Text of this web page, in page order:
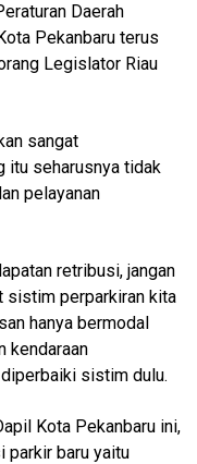
Daerah
Pekanbaru terus
Legislator Riau
sangat
itu seharusnya tidak
pelayanan
retribusi, jangan
perparkiran kita
hanya bermodal
kendaraan
sistim dulu.
Kota Pekanbaru ini,
parkir baru yaitu